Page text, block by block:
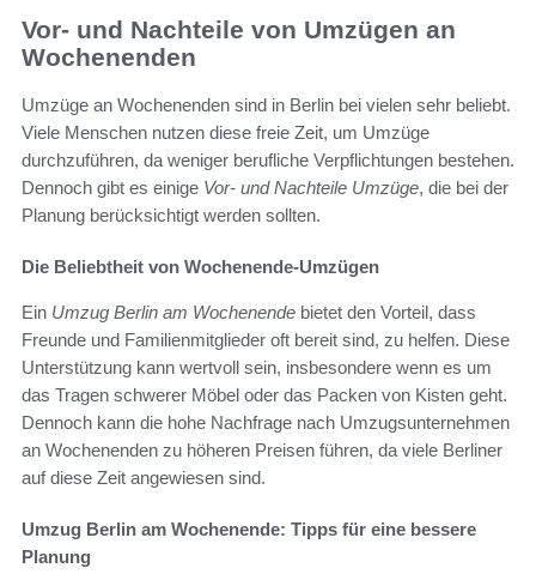
Vor- und Nachteile von Umzügen an
Wochenenden
Umzüge an Wochenenden sind in Berlin bei vielen sehr beliebt.
Viele Menschen nutzen diese freie Zeit, um Umzüge
durchzuführen, da weniger berufliche Verpflichtungen bestehen.
Dennoch gibt es einige Vor- und Nachteile Umzüge, die bei der
Planung berücksichtigt werden sollten.
Die Beliebtheit von Wochenende-Umzügen
Ein Umzug Berlin am Wochenende bietet den Vorteil, dass
Freunde und Familienmitglieder oft bereit sind, zu helfen. Diese
Unterstützung kann wertvoll sein, insbesondere wenn es um
das Tragen schwerer Möbel oder das Packen von Kisten geht.
Dennoch kann die hohe Nachfrage nach Umzugsunternehmen
an Wochenenden zu höheren Preisen führen, da viele Berliner
auf diese Zeit angewiesen sind.
Umzug Berlin am Wochenende: Tipps für eine bessere
Planung